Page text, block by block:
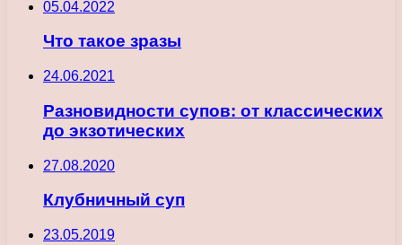
05.04.2022
Что такое зразы
24.06.2021
Разновидности супов: от классических
до экзотических
27.08.2020
Клубничный суп
23.05.2019